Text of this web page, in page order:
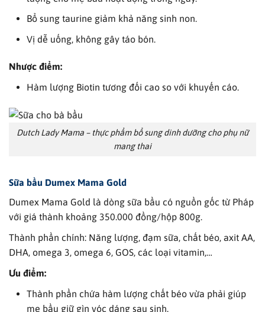
Bổ sung taurine giảm khả năng sinh non.
Vị dễ uống, không gây táo bón.
Nhược điểm:
Hàm lượng Biotin tương đối cao so với khuyến cáo.
Dutch Lady Mama – thực phẩm bổ sung dinh dưỡng cho phụ nữ
mang thai
Sữa bầu Dumex Mama Gold
Dumex Mama Gold là dòng sữa bầu có nguồn gốc từ Pháp
với giá thành khoảng 350.000 đồng/hộp 800g.
Thành phần chính: Năng lượng, đạm sữa, chất béo, axit AA,
DHA, omega 3, omega 6, GOS, các loại vitamin,…
Ưu điểm:
Thành phần chứa hàm lượng chất béo vừa phải giúp
mẹ bầu giữ gìn vóc dáng sau sinh.